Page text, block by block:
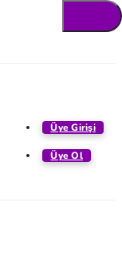
Üye Girişi
Üye Ol